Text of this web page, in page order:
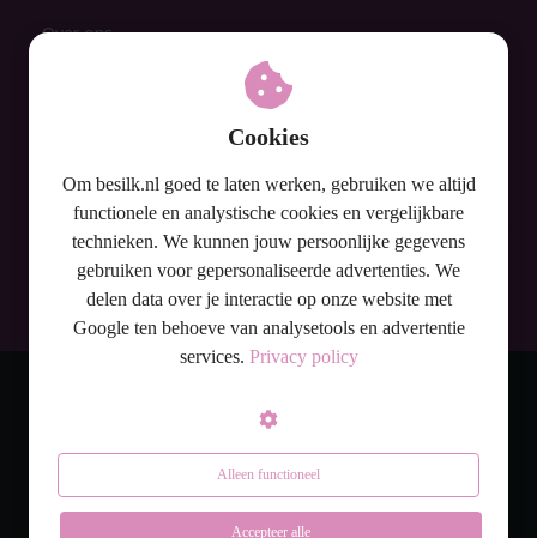
Over ons
FAQ
Contact
Privacy Policy
Algemene Voorwaarden
Nu definitief ontharen
- zonder laser-
bij Be Silk!
over en plan je intake gesprek!
Ja, hier wil ik meer van
weten!
Cookies
Om besilk.nl goed te laten werken, gebruiken we altijd
functionele en analystische cookies en vergelijkbare
technieken. We kunnen jouw persoonlijke gegevens
gebruiken voor gepersonaliseerde advertenties. We
delen data over je interactie op onze website met
Google ten behoeve van analysetools en advertentie
services. Privacy policy
Alleen functioneel
Accepteer alle